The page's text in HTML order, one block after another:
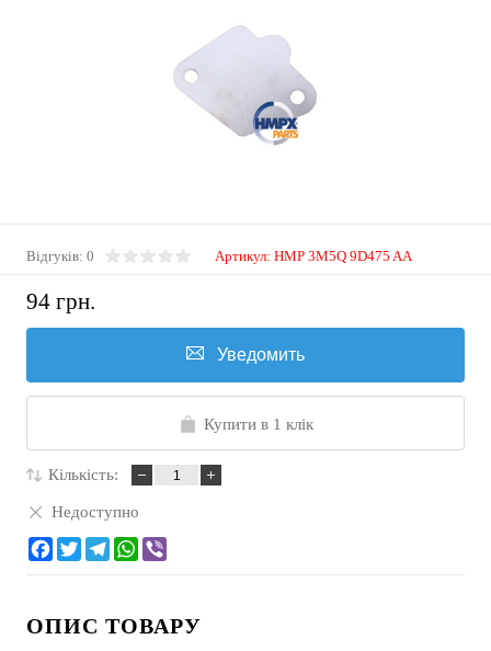
Відгуків: 0 Артикул: HMP 3M5Q 9D475 AA
94 грн.
Уведомить
Купити в 1 клік
Кількість:
Недоступно
ОПИС ТОВАРУ